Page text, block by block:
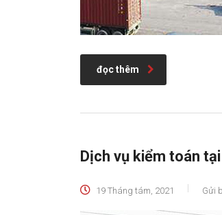
đọc thêm
Dịch vụ kiểm toán
19 Tháng tám, 2021 Gửi